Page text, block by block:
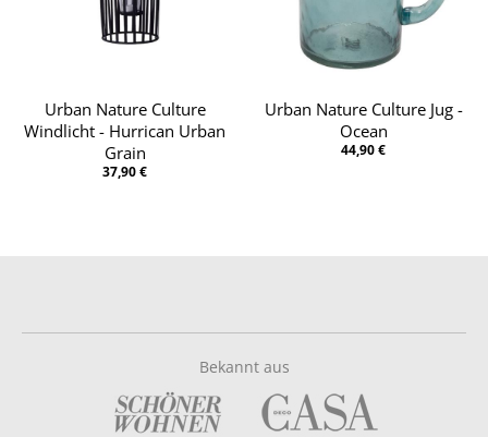
Urban Nature Culture
Windlicht - Hurrican Urban
Grain
37,90 €
Urban Nature Culture Jug -
Ocean
44,90 €
Bekannt aus